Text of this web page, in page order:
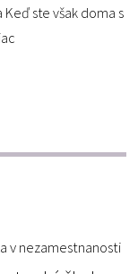
ste však doma s
v nezamestnanosti